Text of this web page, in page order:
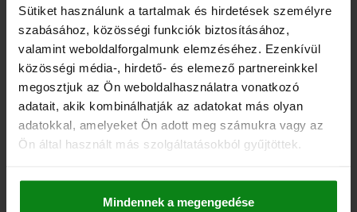
Sütiket használunk a tartalmak és hirdetések személyre
szabásához, közösségi funkciók biztosításához,
valamint weboldalforgalmunk elemzéséhez. Ezenkívül
közösségi média-, hirdető- és elemező partnereinkkel
megosztjuk az Ön weboldalhasználatra vonatkozó
adatait, akik kombinálhatják az adatokat más olyan
adatokkal, amelyeket Ön adott meg számukra vagy az
Ön által használt más szolgáltatásokból gyűjtöttek.
Mindennek a megengedése
03099-13
RETESZELŐCSAP HATLAPPAL, D=5, M12, ALAK:AP
RÖGZÍTŐSTIFT ÁTMÉRŐ=5 FOGANTYÚHOSSZ=30 ALAK=AP